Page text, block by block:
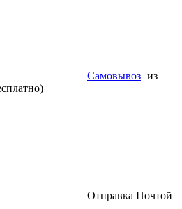
Самовывоз из
Отправка Почтой